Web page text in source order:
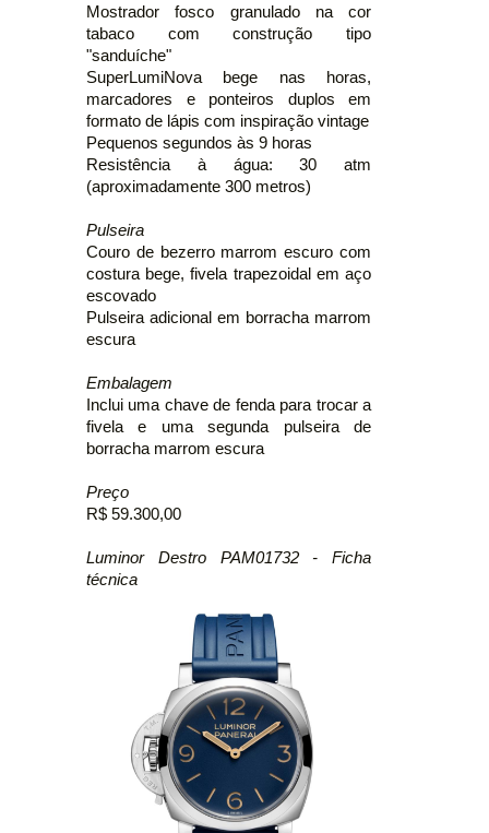
Mostrador fosco granulado na cor
tabaco com construção tipo
"sanduíche"
SuperLumiNova bege nas horas,
marcadores e ponteiros duplos em
formato de lápis com inspiração vintage
Pequenos segundos às 9 horas
Resistência à água: 30 atm
(aproximadamente 300 metros)
Pulseira
Couro de bezerro marrom escuro com
costura bege, fivela trapezoidal em aço
escovado
Pulseira adicional em borracha marrom
escura
Embalagem
Inclui uma chave de fenda para trocar a
fivela e uma segunda pulseira de
borracha marrom escura
Preço
R$ 59.300,00
Luminor Destro PAM01732 - Ficha
técnica